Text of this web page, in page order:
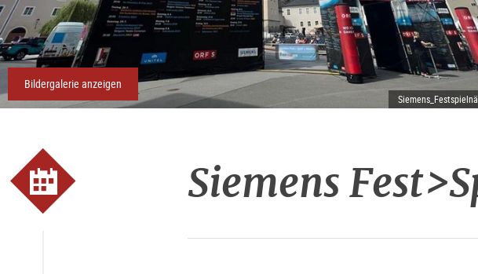
Bildergalerie anzeigen
Siemens